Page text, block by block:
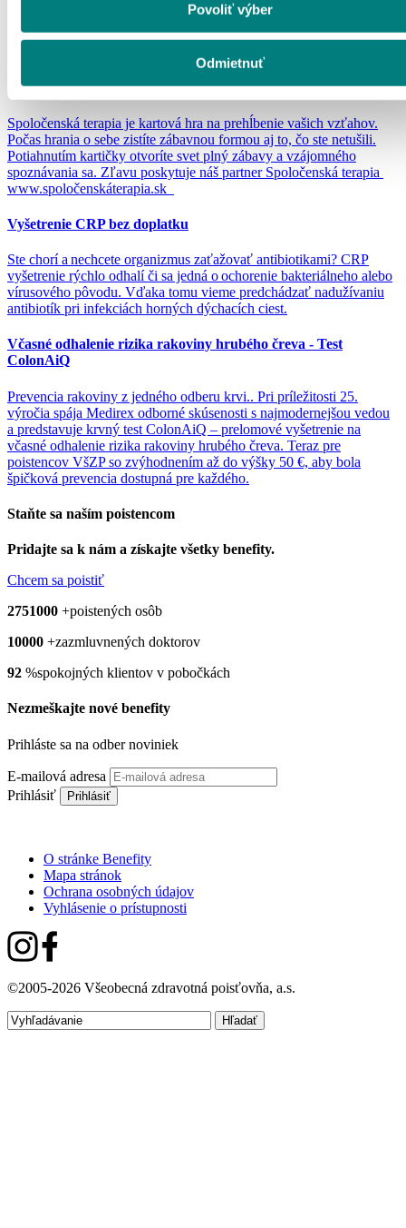
Povoliť výber
Odmietnuť
Kopírovať odkaz
Ďalšie podobné benefity
Kartové hry na prehĺbenie vzťahov Spoločenská terapia
Spoločenská terapia je kartová hra na prehĺbenie vašich vzťahov.
Počas hrania o sebe zistíte zábavnou formou aj to, čo ste netušili.
Potiahnutím kartičky otvoríte svet plný zábavy a vzájomného
spoznávania sa. Zľavu poskytuje náš partner Spoločenská terapia
www.spoločenskáterapia.sk
Vyšetrenie CRP bez doplatku
Ste chorí a nechcete organizmus zaťažovať antibiotikami? CRP
vyšetrenie rýchlo odhalí či sa jedná o ochorenie bakteriálneho alebo
vírusového pôvodu. Vďaka tomu vieme predchádzať nadužívaniu
antibiotík pri infekciách horných dýchacích ciest.
Včasné odhalenie rizika rakoviny hrubého čreva - Test
ColonAiQ
Prevencia rakoviny z jedného odberu krvi.. Pri príležitosti 25.
výročia spája Medirex odborné skúsenosti s najmodernejšou vedou
a predstavuje krvný test ColonAiQ – prelomové vyšetrenie na
včasné odhalenie rizika rakoviny hrubého čreva. Teraz pre
poistencov VšZP so zvýhodnením až do výšky 50 €, aby bola
špičková prevencia dostupná pre každého.
Staňte sa naším poistencom
Pridajte sa k nám a získajte všetky benefity.
Chcem sa poistiť
2751000 +poistených osôb
10000 +zazmluvnených doktorov
92 %spokojných klientov v pobočkách
Nezmeškajte nové benefity
Prihláste sa na odber noviniek
E-mailová adresa
Prihlásiť
O stránke Benefity
Mapa stránok
Ochrana osobných údajov
Vyhlásenie o prístupnosti
©2005-2026 Všeobecná zdravotná poisťovňa, a.s.
Hľadať